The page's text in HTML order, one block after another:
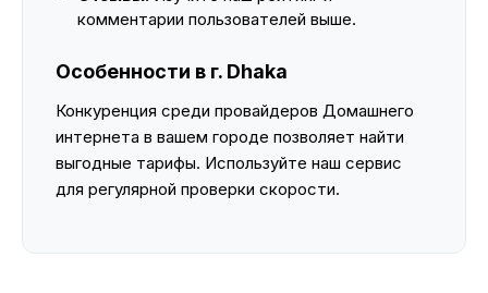
комментарии пользователей выше.
Особенности в г. Dhaka
Конкуренция среди провайдеров Домашнего
интернета в вашем городе позволяет найти
выгодные тарифы. Используйте наш сервис
для регулярной проверки скорости.